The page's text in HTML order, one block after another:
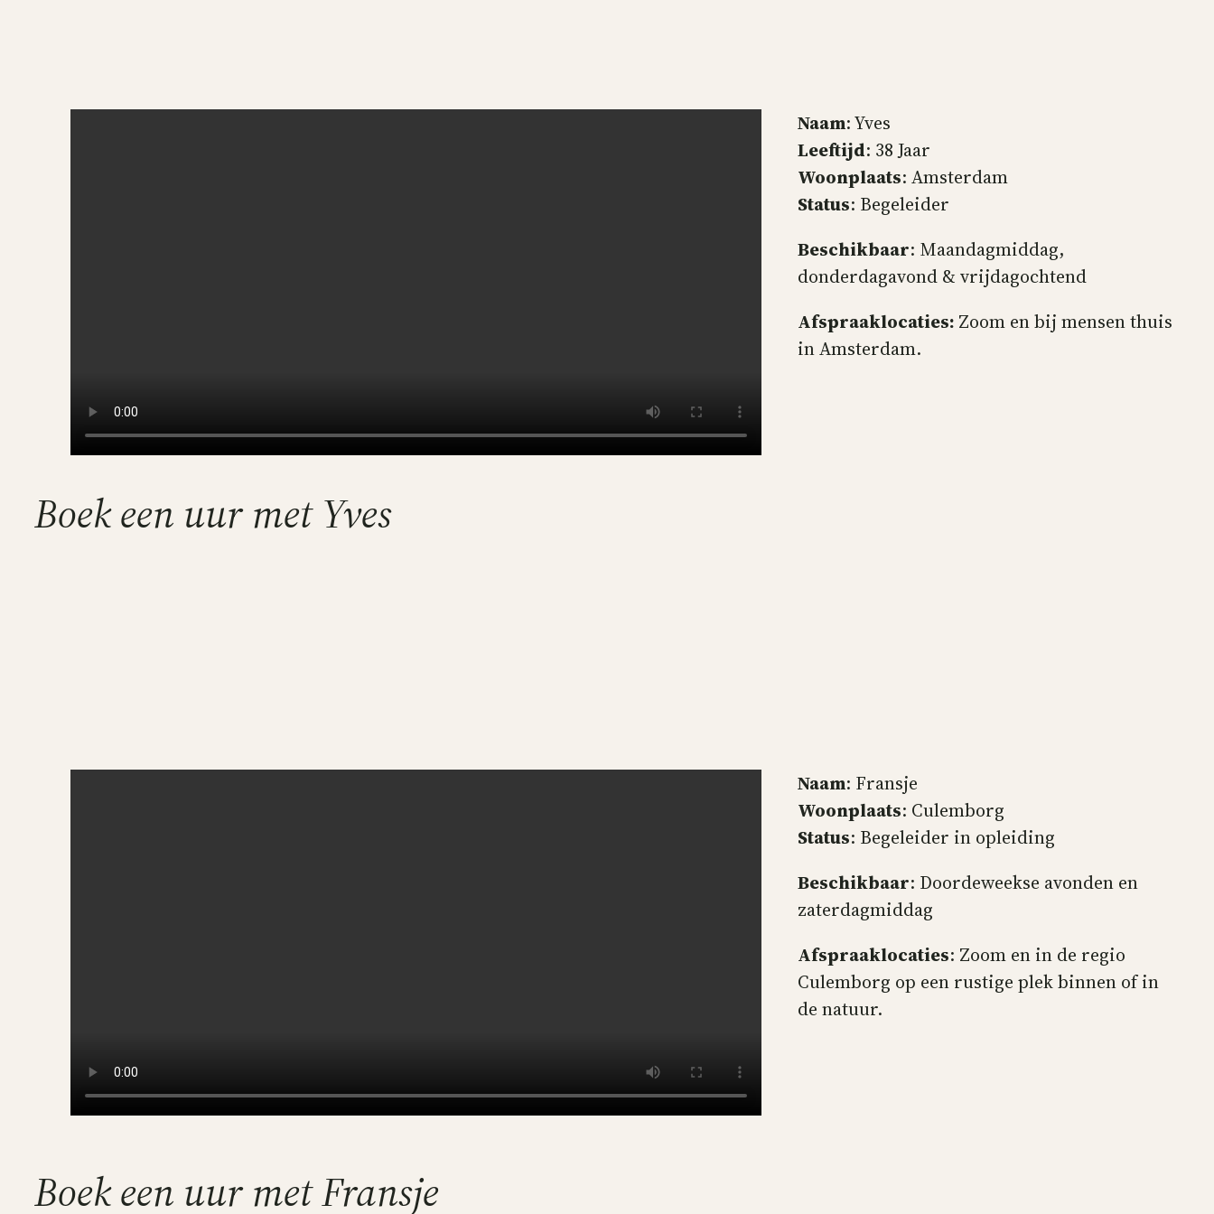
Boek een uur met Yves
Naam: Yves
Leeftijd: 38 Jaar
Woonplaats: Amsterdam
Status: Begeleider
Beschikbaar: Maandagmiddag,
donderdagavond & vrijdagochtend
Afspraaklocaties: Zoom en bij mensen thuis
in Amsterdam.
Naam: Fransje
Woonplaats: Culemborg
Status: Begeleider in opleiding
Beschikbaar: Doordeweekse avonden en
zaterdagmiddag
Afspraaklocaties: Zoom en in de regio
Culemborg op een rustige plek binnen of in
de natuur.
Boek een uur met Fransje